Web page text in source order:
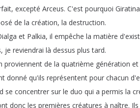
, excepté Arceus. C'est pourquoi Giratina
de la création, la destruction.
et Palkia, il empêche la matière
, je reviendrai là dessus plus tard.
proviennent de la quatrième génération et
donné qu'ils représentent pour chacun
se concentrer sur le duo qui a permis la
donc les premières créatures à naître. Ils